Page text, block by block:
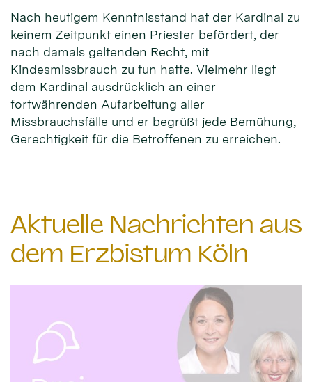
Nach heutigem Kenntnisstand hat der Kardinal zu
keinem Zeitpunkt einen Priester befördert, der
nach damals geltenden Recht, mit
Kindesmissbrauch zu tun hatte. Vielmehr liegt
dem Kardinal ausdrücklich an einer
fortwährenden Aufarbeitung aller
Missbrauchsfälle und er begrüßt jede Bemühung,
Gerechtigkeit für die Betroffenen zu erreichen.
Aktuelle Nachrichten aus
dem Erzbistum Köln